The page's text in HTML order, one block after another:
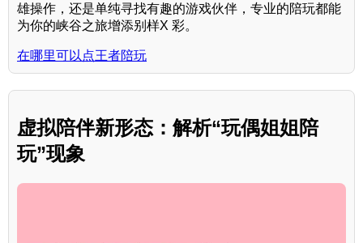
雄操作，还是单纯寻找有趣的游戏伙伴，专业的陪玩都能
为你的峡谷之旅增添别样X 彩。
在哪里可以点王者陪玩
虚拟陪伴新形态：解析“玩偶姐姐陪
玩”现象